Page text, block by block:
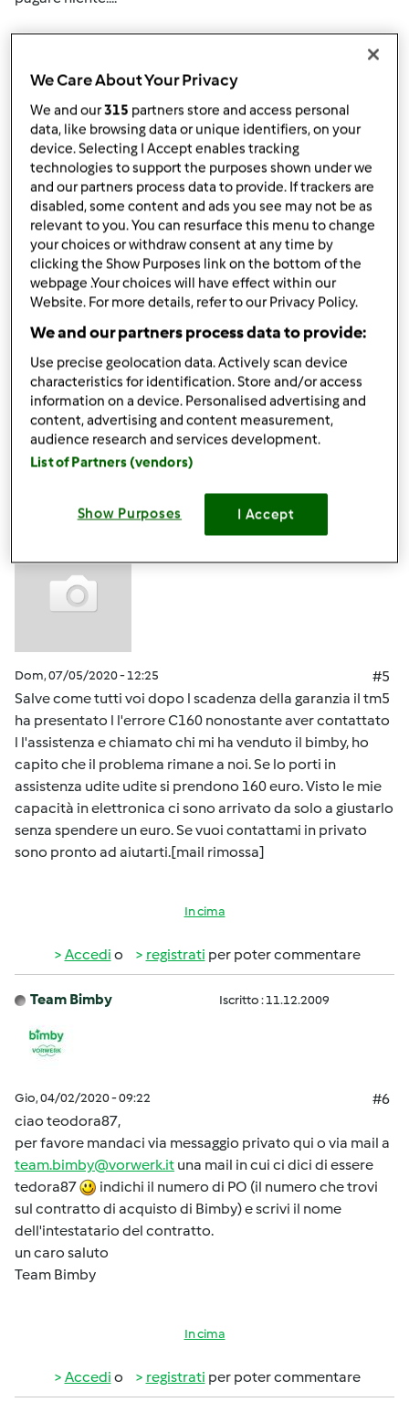
Accedio per poter commentare
Team Bimby Iscritto : 11.12.2009
Mar, 07/07/2020 - 09:53
Ciao Felice, sebbene il tuo Bimby non sia più in garanzia e
tu ti sia già rivolto alla nostra assistenza, ribadiamo che, ai
fini della sicurezza, non è consigliabile agire in autonomia
per riparare un Bimby.
Un cordiale saluto
Team Bimby
In cima
Felice66 (non verificato)
Dom, 07/05/2020 - 12:25
#5
Salve come tutti voi dopo l scadenza della garanzia il tm5
ha presentato l l'errore C160 nonostante aver contattato
l l'assistenza e chiamato chi mi ha venduto il bimby, ho
capito che il problema rimane a noi. Se lo porti in
assistenza udite udite si prendono 160 euro. Visto le mie
capacità in elettronica ci sono arrivato da solo a giustarlo
senza spendere un euro. Se vuoi contattami in privato
sono pronto ad aiutarti.[mail rimossa]
In cima
Accedi o registrati per poter commentare
Team Bimby Iscritto : 11.12.2009
Gio, 04/02/2020 - 09:22
#6
ciao teodora87,
per favore mandaci via messaggio privato qui o via mail a
team.bimby@vorwerk.it una mail in cui ci dici di essere
tedora87
indichi il numero di PO (il numero che trovi
sul contratto di acquisto di Bimby) e scrivi il nome
dell'intestatario del contratto.
un caro saluto
Team Bimby
In cima
Accedi o registrati per poter commentare
We Care About Your Privacy
We and our315 partners store and access personal
data, like browsing data or unique identifiers, on your
device. Selecting I Accept enables tracking
technologies to support the purposes shown under we
and our partners process data to provide. If trackers are
disabled, some content and ads you see may not be as
relevant to you. You can resurface this menu to change
your choices or withdraw consent at any time by
clicking the Show Purposes link on the bottom of the
webpage .Your choices will have effect within our
Website. For more details, refer to our Privacy Policy.
We and our partners process data to provide:
Use precise geolocation data. Actively scan device
characteristics for identification. Store and/or access
information on a device. Personalised advertising and
content, advertising and content measurement,
audience research and services development.
List of Partners (vendors)
Show Purposes I Accept